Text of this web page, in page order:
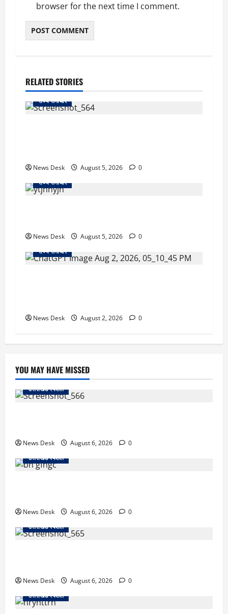
browser for the next time I comment.
RELATED STORIES
राज्य समाचार
News Desk August 5, 2026
0
राज्य समाचार
News Desk August 5, 2026
0
राज्य समाचार
News Desk August 2, 2026 0
YOU MAY HAVE MISSED
उत्तराखंड स्पेशल
News Desk August 6, 2026
0
उत्तराखंड स्पेशल
News Desk August 6, 2026
0
उत्तराखंड स्पेशल
News Desk August 6, 2026
0
उत्तराखंड स्पेशल